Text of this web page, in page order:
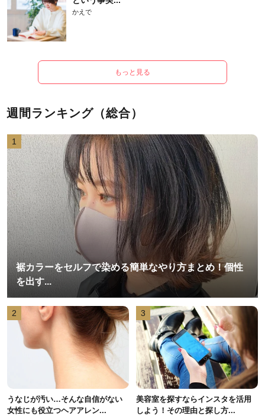
かえで
もっと見る
週間ランキング（総合）
1
裾カラーをセルフで染める簡単なやり方まとめ！個性
を出す...
2
うなじが汚い…そんな自信がない
女性にも役立つヘアアレン...
3
美容室を探すならインスタを活用
しよう！その理由と探し方...